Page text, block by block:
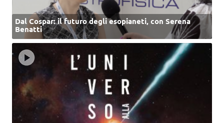
Dal Cospar: il futuro degli esopianeti, con Serena
Benatti